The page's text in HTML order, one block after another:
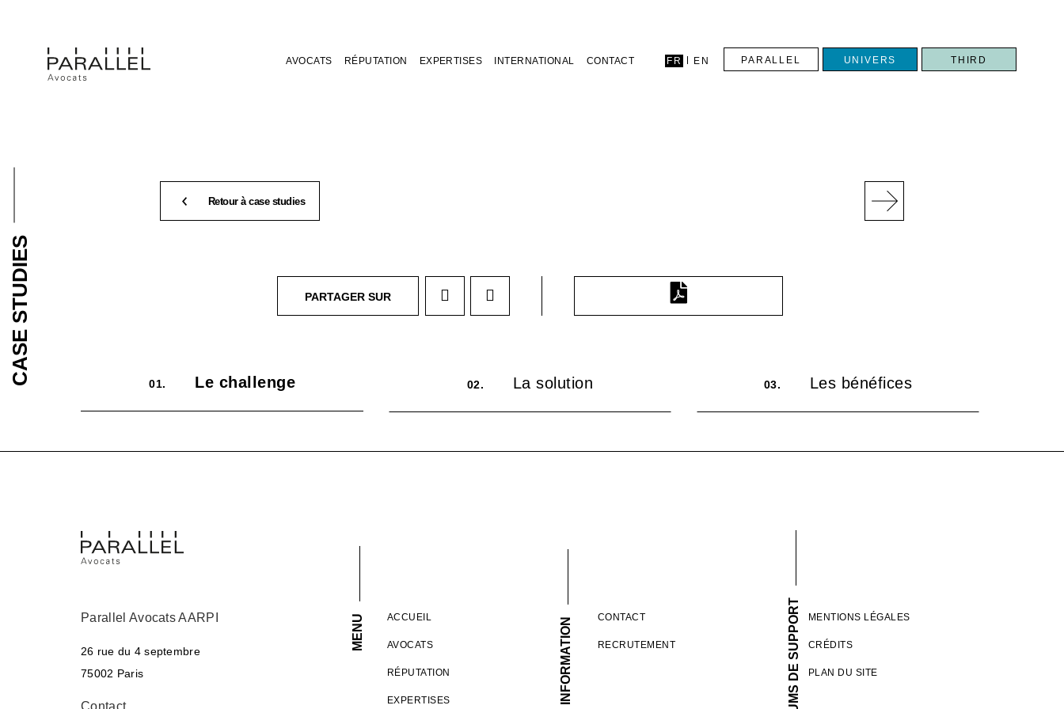
AVOCATS RÉPUTATION EXPERTISES INTERNATIONAL CONTACT FR EN PARALLEL UNIVERS THIRD
CASE STUDIES
Retour à case studies
PARTAGER SUR
01. Le challenge 02. La solution 03. Les bénéfices
Parallel Avocats AARPI
26 rue du 4 septembre
75002 Paris
Contact
MENU ACCUEIL
AVOCATS
RÉPUTATION
EXPERTISES INFORMATION CONTACT
RECRUTEMENT FORUMS DE SUPPORT MENTIONS LÉGALES
CRÉDITS
PLAN DU SITE